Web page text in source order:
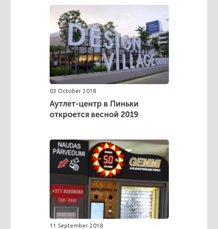
03 October 2018
Аутлет-центр в Пиньки
откроется весной 2019
11 September 2018